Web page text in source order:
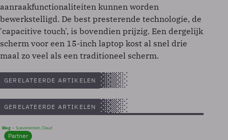
aanraakfunctionaliteiten kunnen worden
bewerkstelligd. De best presterende technologie, de
'capacitive touch', is bovendien prijzig. Een dergelijk
scherm voor een 15-inch laptop kost al snel drie
maal zo veel als een traditioneel scherm.
GERELATEERDE ARTIKELEN
GERELATEERDE ARTIKELEN
Blog Soevereinteit, Cloud
Partner